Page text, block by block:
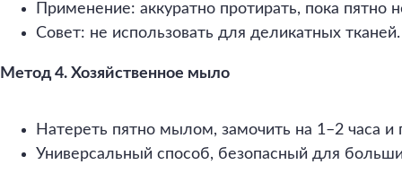
Применение: аккуратно протирать, пока пятно
Совет: не использовать для деликатных тканей.
Метод 4. Хозяйственное мыло
Натереть пятно мылом, замочить на 1–2 часа и
Универсальный способ, безопасный для